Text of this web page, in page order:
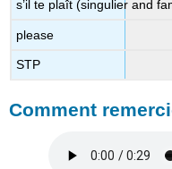
s’il te plaît (singulier and
please
STP
Comment